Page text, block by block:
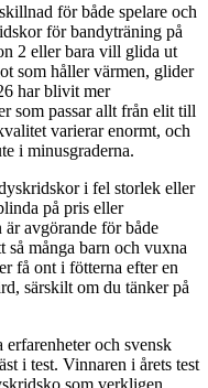
för både spelare och
för bandyträning på
2 eller bara vill glida ut
som håller värmen, glider
har blivit mer
som passar allt från elit till
varierar enormt, och
i minusgraderna.
i fel storlek eller
på pris eller
avgörande för både
så många barn och vuxna
få ont i fötterna efter en
särskilt om du tänker på
erfarenheter och svensk
i test. Vinnaren i årets test
som verkligen